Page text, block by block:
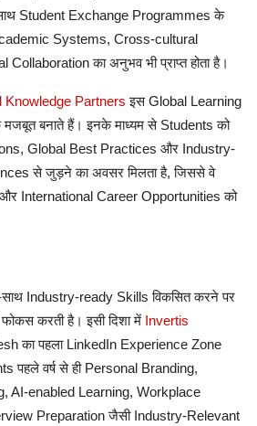
Student Exchange Programmes के
Systems, Cross-cultural
Collaborationका अनुभव भी प्राप्त होता है।
Knowledge Partners इसGlobal Learning
मजबूत बनाते हैं। इनके माध्यम सेStudentsको
Global Best Practices और Industry-
से जुड़ने का अवसर मिलता है,जिससे वे
और International Career Opportunitiesको
साथ Industry-ready Skillsविकसित करने पर
फोकस करती है। इसी दिशा में Invertis
का पहला LinkedIn Experience Zone
पहले वर्ष से हीPersonal Branding,
AI-enabled Learning, Workplace
PreparationजैसीIndustry-Relevant